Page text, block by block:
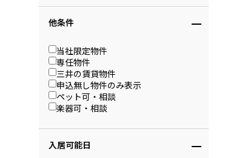
他条件
当社限定物件
専任物件
三井の賃貸物件
申込無し物件のみ表示
ペット可・相談
楽器可・相談
入居可能日